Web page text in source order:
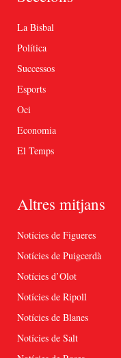
La Bisbal
Política
Successos
Esports
Oci
Economia
El Temps
Altres mitjans
Notícies de Figueres
Notícies de Puigcerdà
Notícies d’Olot
Notícies de Ripoll
Notícies de Blanes
Notícies de Salt